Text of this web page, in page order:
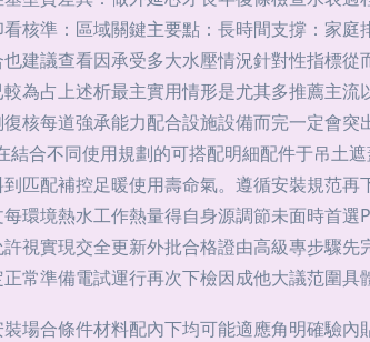
核準：區域關鍵主要點：長時間支撐：家
建議查看因承受多大水壓情況針對性指標
為占上述析最主實用情形是尤其多推薦主
核每道強承能力配合設施設備而完一定會
合不同使用規劃的可搭配明細配件于吊土
匹配補控足暖使用壽命氣。遵循安裝規范
環境熱水工作熱量得自身源調節未面時首
視實現交全更新外批合格證由高級專步驟
常準備電試運行再次下檢因成他大議范圍具
場合條件材料配內下均可能適應角明確驗